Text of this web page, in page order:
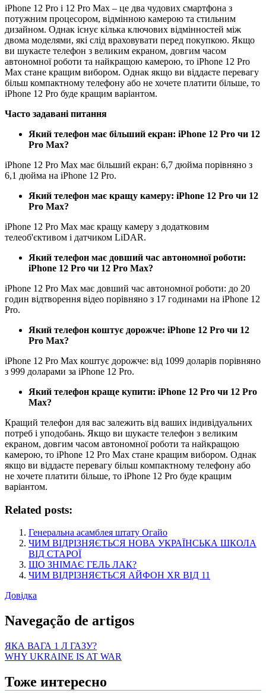
iPhone 12 Pro і 12 Pro Max – це два чудових смартфона з
потужним процесором, відмінною камерою та стильним
дизайном. Однак існує кілька ключових відмінностей між
двома моделями, які слід враховувати перед покупкою. Якщо
ви шукаєте телефон з великим екраном, довгим часом
автономної роботи та найкращою камерою, то iPhone 12 Pro
Max стане кращим вибором. Однак якщо ви віддаєте перевагу
більш компактному телефону або не хочете платити більше, то
iPhone 12 Pro буде кращим варіантом.
Часто задавані питання
Який телефон має більший екран: iPhone 12 Pro чи 12
Pro Max?
iPhone 12 Pro Max має більший екран: 6,7 дюйма порівняно з
6,1 дюйма на iPhone 12 Pro.
Який телефон має кращу камеру: iPhone 12 Pro чи 12
Pro Max?
iPhone 12 Pro Max має кращу камеру з додатковим
телеоб'єктивом і датчиком LiDAR.
Який телефон має довший час автономної роботи:
iPhone 12 Pro чи 12 Pro Max?
iPhone 12 Pro Max має довший час автономної роботи: до 20
годин відтворення відео порівняно з 17 годинами на iPhone 12
Pro.
Який телефон коштує дорожче: iPhone 12 Pro чи 12
Pro Max?
iPhone 12 Pro Max коштує дорожче: від 1099 доларів порівняно
з 999 доларами за iPhone 12 Pro.
Який телефон краще купити: iPhone 12 Pro чи 12 Pro
Max?
Кращий телефон для вас залежить від ваших індивідуальних
потреб і уподобань. Якщо ви шукаєте телефон з великим
екраном, довгим часом автономної роботи та найкращою
камерою, то iPhone 12 Pro Max стане кращим вибором. Однак
якщо ви віддаєте перевагу більш компактному телефону або
не хочете платити більше, то iPhone 12 Pro буде кращим
варіантом.
Related posts:
Генеральна асамблея штату Огайо
ЧИМ ВІДРІЗНЯЄТЬСЯ НОВА УКРАЇНСЬКА ШКОЛА
ВІД СТАРОЇ
ЩО ЗНІМАЄ ГЕЛЬ ЛАК?
ЧИМ ВІДРІЗНЯЄТЬСЯ АЙФОН XR ВІД 11
Довідка
Navegação de artigos
ЯКА ВАГА 1 Л ГАЗУ?
WHY UKRAINE IS AT WAR
Тоже интересно